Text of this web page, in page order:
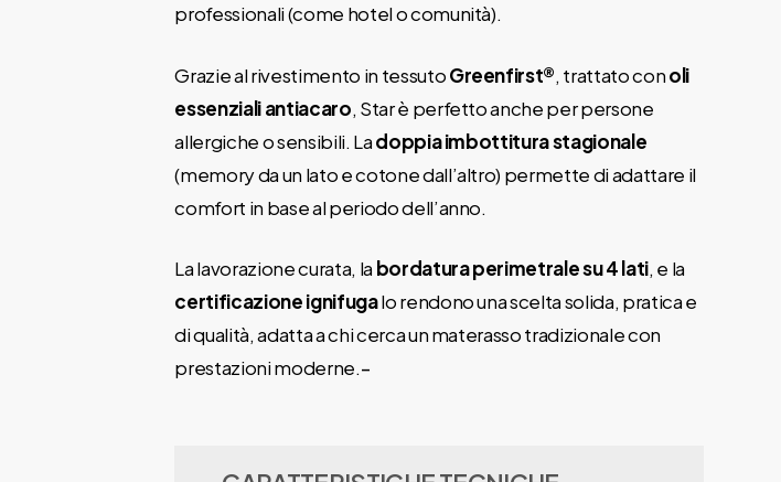
professionali (come hotel o comunità).
Grazie al rivestimento in tessutoGreenfirst®, trattato conoli
essenziali antiacaro, Star è perfetto anche per persone
allergiche o sensibili. Ladoppia imbottitura stagionale
(memory da un lato e cotone dall’altro) permette di adattare il
comfort in base al periodo dell’anno.
La lavorazione curata, la bordatura perimetrale su 4 lati, e la
certificazione ignifugalo rendono una scelta solida, pratica e
di qualità, adatta a chi cerca un materasso tradizionale con
prestazioni moderne.–